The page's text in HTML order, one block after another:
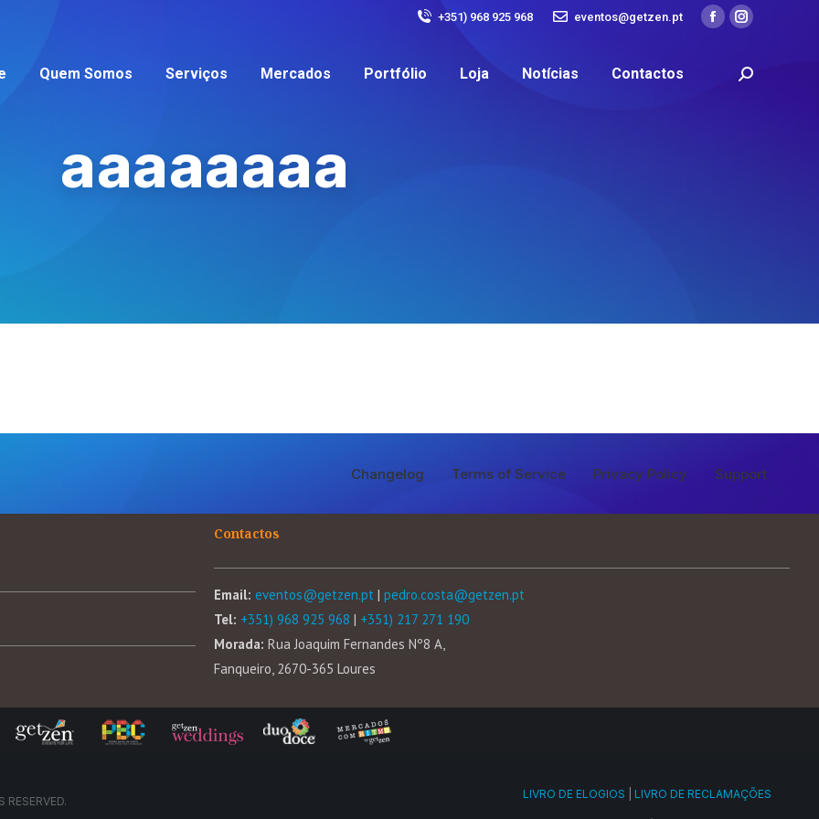
+351) 968 925 968 eventos@getzen.pt
Quem Somos Serviços Mercados Portfólio Loja Notícias Contactos
aaaaaaaa
Changelog Terms of Service Privacy Policy Support
Contactos
Email: eventos@getzen.pt | pedro.costa@getzen.pt
Tel: +351) 968 925 968 | +351) 217 271 190
Morada: Rua Joaquim Fernandes Nº8 A,
Fanqueiro, 2670-365 Loures
LIVRO DE ELOGIOS LIVRO DE RECLAMAÇÕES